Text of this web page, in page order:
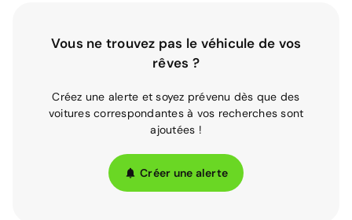
Vous ne trouvez pas le véhicule de vos
rêves ?
Créez une alerte et soyez prévenu dès que des
voitures correspondantes à vos recherches sont
ajoutées !
Créer une alerte